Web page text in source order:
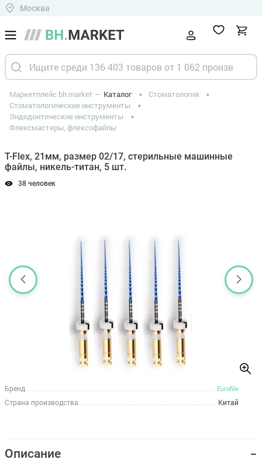
Москва
Маркетплейс bh.market Каталог
Стоматология
Стоматологические инструменты
Эндодонтические инструменты
Флексмастеры, флексофайлы
T-Flex, 21мм, размер 02/17, стерильные машинные
файлы, никель-титан, 5 шт.
38 человек
Бренд Eurofile
Страна производства Китай
Описание